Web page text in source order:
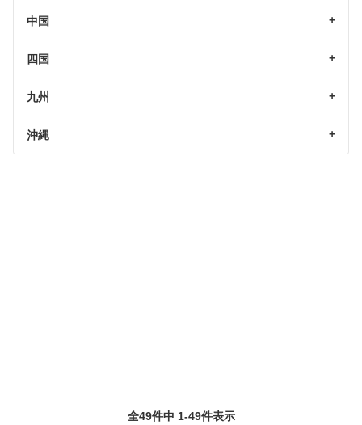
中国
四国
九州
沖縄
全49件中 1-49件表示